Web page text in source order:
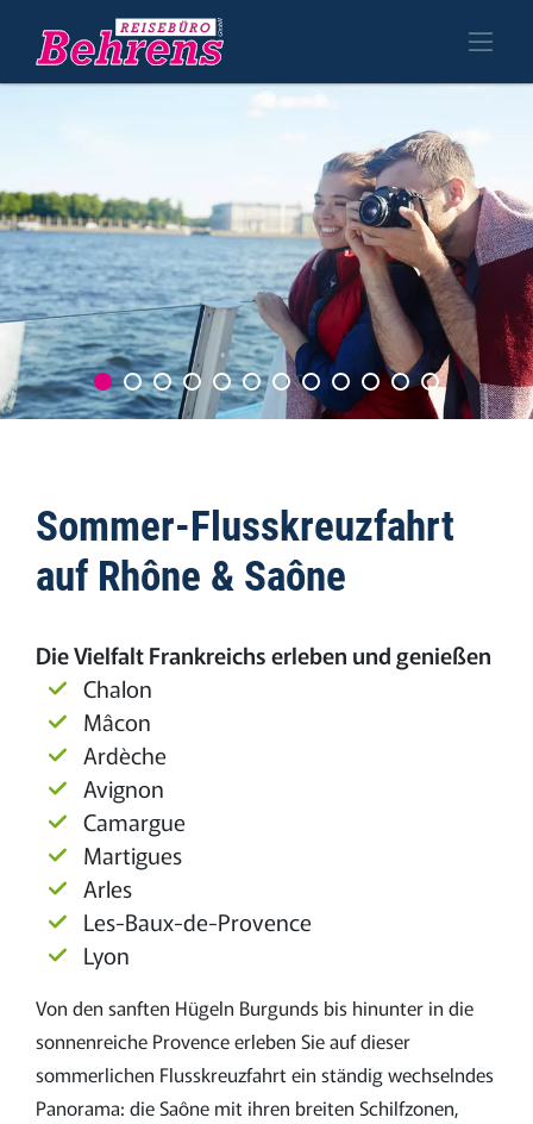
Sommer-Flusskreuzfahrt
auf Rhône & Saône
Die Vielfalt Frankreichs erleben und genießen
Chalon
Mâcon
Ardèche
Avignon
Camargue
Martigues
Arles
Les-Baux-de-Provence
Lyon
Von den sanften Hügeln Burgunds bis hinunter in die
sonnenreiche Provence erleben Sie auf dieser
sommerlichen Flusskreuzfahrt ein ständig wechselndes
Panorama: die Saône mit ihren breiten Schilfzonen,